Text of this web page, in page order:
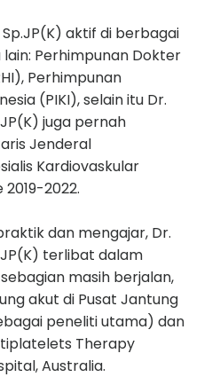
aktif di berbagai
Perhimpunan Dokter
Perhimpunan
(PIKI), selain itu Dr.
juga pernah
Jenderal
Kardiovaskular
2022.
dan mengajar, Dr.
terlibat dalam
masih berjalan,
akut di Pusat Jantung
peneliti utama) dan
Therapy
Australia.